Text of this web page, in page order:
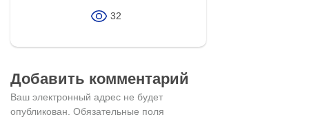
32
Добавить комментарий
Ваш электронный адрес не будет
опубликован. Обязательные поля